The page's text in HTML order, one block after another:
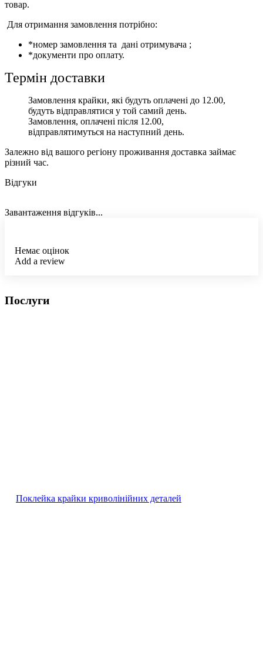
товар.
Для отримання замовлення потрібно:
*номер замовлення та дані отримувача ;
*документи про оплату.
Термін доставки
Замовлення крайки, які будуть оплачені до 12.00,
будуть відправлятися у той самий день.
Замовлення, оплачені після 12.00,
відправлятимуться на наступний день.
Залежно від вашого регіону проживання доставка займає
різний час.
Відгуки
Завантаження відгуків...
Немає оцінок
Add a review
Послуги
Поклейка крайки криволінійних деталей